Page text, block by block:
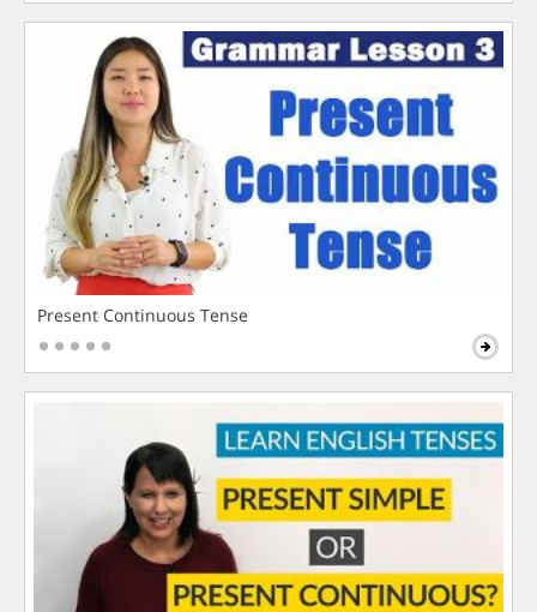
Present Continuous Tense